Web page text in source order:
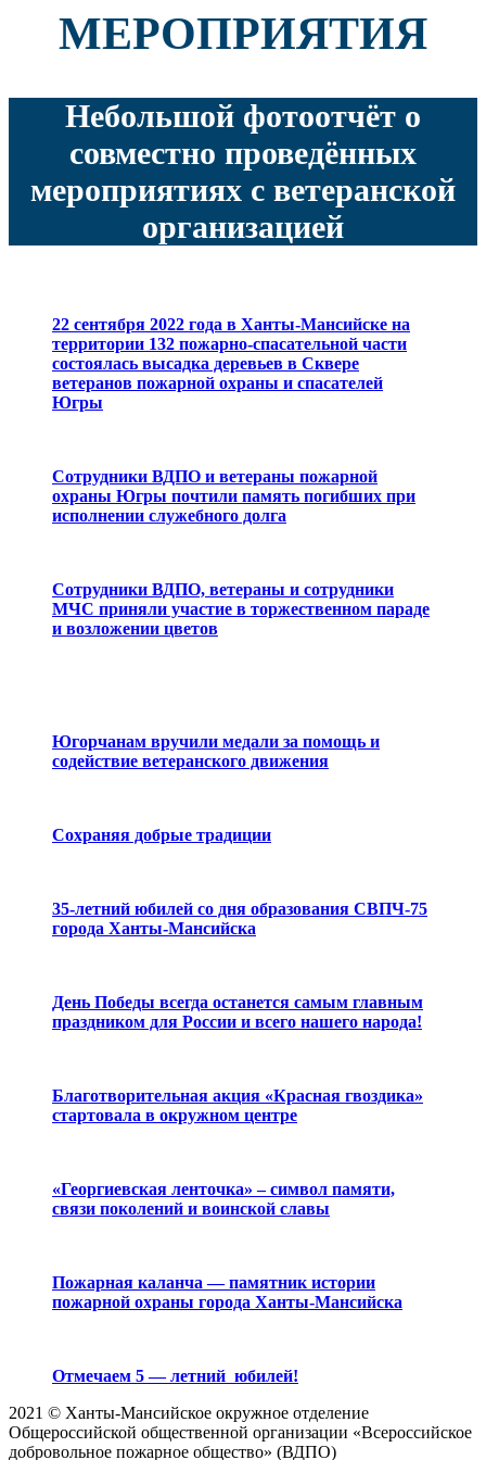
МЕРОПРИЯТИЯ
Небольшой фотоотчёт о
совместно проведённых
мероприятиях с ветеранской
организацией
22 сентября 2022 года в Ханты-Мансийске на
территории 132 пожарно-спасательной части
состоялась высадка деревьев в Сквере
ветеранов пожарной охраны и спасателей
Югры
Сотрудники ВДПО и ветераны пожарной
охраны Югры почтили память погибших при
исполнении служебного долга
Сотрудники ВДПО, ветераны и сотрудники
МЧС приняли участие в торжественном параде
и возложении цветов
Югорчанам вручили медали за помощь и
содействие ветеранского движения
Сохраняя добрые традиции
35-летний юбилей со дня образования СВПЧ-75
города Ханты-Мансийска
День Победы всегда останется самым главным
праздником для России и всего нашего народа!
Благотворительная акция «Красная гвоздика»
стартовала в окружном центре
«Георгиевская ленточка» – символ памяти,
связи поколений и воинской славы
Пожарная каланча — памятник истории
пожарной охраны города Ханты-Мансийска
Отмечаем 5 — летний юбилей!
2021 © Ханты-Мансийское окружное отделение
Общероссийской общественной организации «Всероссийское
добровольное пожарное общество» (ВДПО)